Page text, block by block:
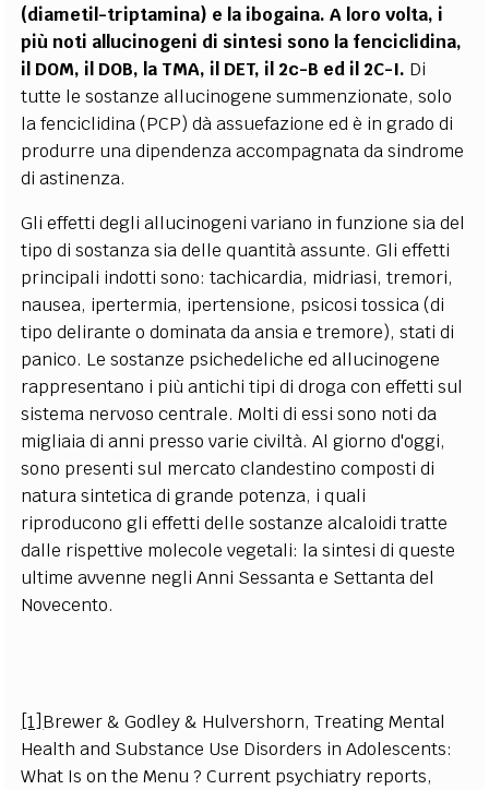
(diametil-triptamina) e la ibogaina. A loro volta, i
più noti allucinogeni di sintesi sono la fenciclidina,
il DOM, il DOB, la TMA, il DET, il 2c-B ed il 2C-I. Di
tutte le sostanze allucinogene summenzionate, solo
la fenciclidina (PCP) dà assuefazione ed è in grado di
produrre una dipendenza accompagnata da sindrome
di astinenza.
Gli effetti degli allucinogeni variano in funzione sia del
tipo di sostanza sia delle quantità assunte. Gli effetti
principali indotti sono: tachicardia, midriasi, tremori,
nausea, ipertermia, ipertensione, psicosi tossica (di
tipo delirante o dominata da ansia e tremore), stati di
panico. Le sostanze psichedeliche ed allucinogene
rappresentano i più antichi tipi di droga con effetti sul
sistema nervoso centrale. Molti di essi sono noti da
migliaia di anni presso varie civiltà. Al giorno d'oggi,
sono presenti sul mercato clandestino composti di
natura sintetica di grande potenza, i quali
riproducono gli effetti delle sostanze alcaloidi tratte
dalle rispettive molecole vegetali: la sintesi di queste
ultime avvenne negli Anni Sessanta e Settanta del
Novecento.
[1]Brewer & Godley & Hulvershorn, Treating Mental
Health and Substance Use Disorders in Adolescents:
What Is on the Menu ? Current psychiatry reports,